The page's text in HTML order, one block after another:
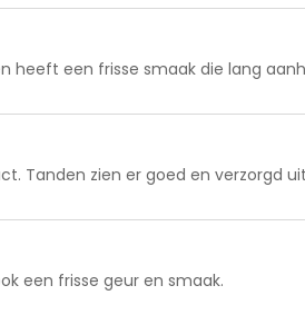
heeft een frisse smaak die lang
Tanden zien er goed en verzorgd
een frisse geur en smaak.